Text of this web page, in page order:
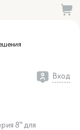
Вход
8" для